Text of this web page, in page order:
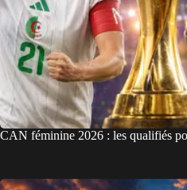
CAN féminine 2026 : les qualifiés